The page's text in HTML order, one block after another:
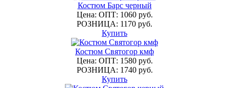
Костюм Барс черный
Цена: ОПТ: 1060 руб.
РОЗНИЦА: 1170 руб.
Купить
Костюм Святогор кмф
Цена: ОПТ: 1580 руб.
РОЗНИЦА: 1740 руб.
Купить